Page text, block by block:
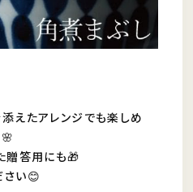
えたアレンジでも楽しめ
贈答用にも🎁
さい😊